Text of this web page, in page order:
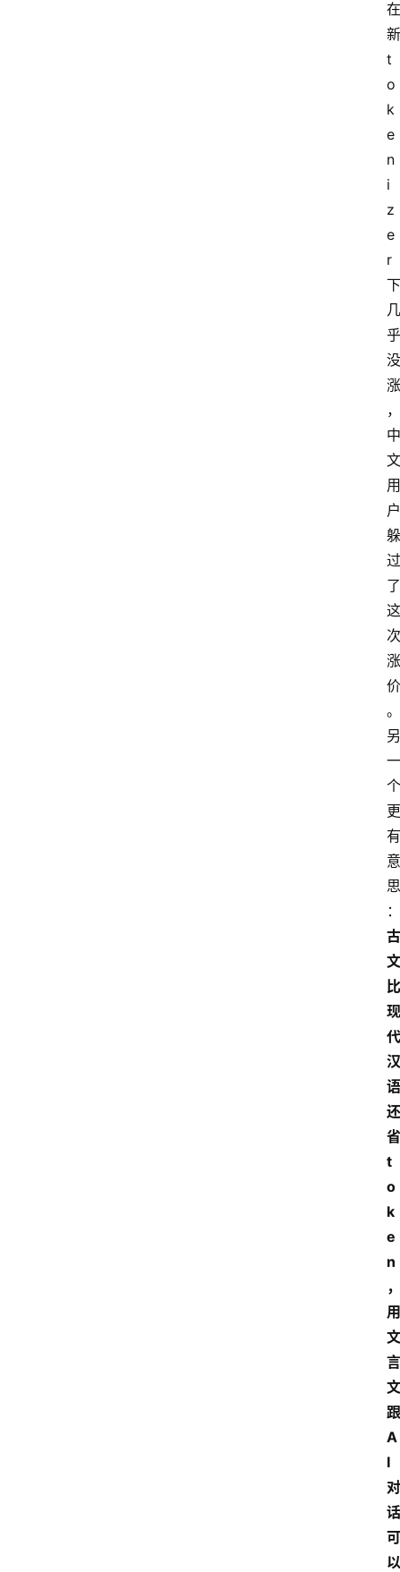
在
新
t
o
k
e
n
i
z
e
r
下
几
乎
没
涨
，
中
文
用
户
躲
过
了
这
次
涨
价
。
另
一
个
更
有
意
思
：
古
文
比
现
代
汉
语
还
省
t
o
k
e
n
，
用
文
言
文
跟
A
I
对
话
可
以